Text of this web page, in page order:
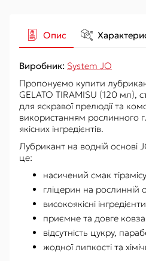
Опис
Виробник: System JO
Пропонуємо купити
GELATO TIRAMISU (120 мл),
для яскравої прелюдії та
використанням рослинного
якісних інгредієнтів.
Лубрикант на водній основі
це:
насичений смак
гліцерин на рослинній
високоякісні
приємне та довге
відсутність цукру,
жодної липкості та